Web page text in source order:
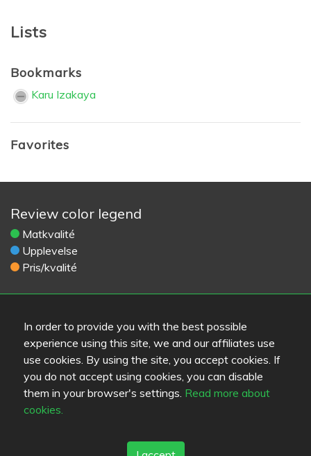
In order to provide you with the best possible
experience using this site, we and our affiliates use
use cookies. By using the site, you accept cookies. If
you do not accept using cookies, you can disable
them in your browser's settings. Read more about
cookies.
Lists
Bookmarks
Karu Izakaya
Favorites
Review color legend
Matkvalité
Upplevelse
Pris/kvalité
Hjälp
Skicka feedback
Användarvillkor
Kontaktinformation
Sekretess
Cookies